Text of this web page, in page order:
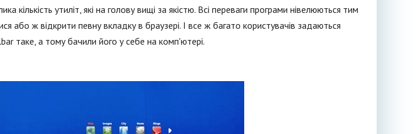
кількість утиліт, які на голову вищі за якістю. Всі переваги програми нівелюються тим
або ж відкрити певну вкладку в браузері. І все ж багато користувачів задаються
таке, а тому бачили його у себе на комп'ютері.